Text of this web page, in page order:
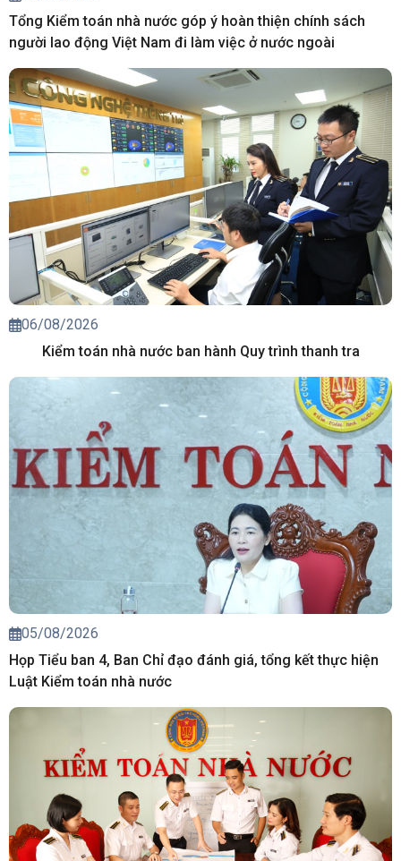
Tổng Kiểm toán nhà nước góp ý hoàn thiện chính sách
người lao động Việt Nam đi làm việc ở nước ngoài
06/08/2026
Kiểm toán nhà nước ban hành Quy trình thanh tra
05/08/2026
Họp Tiểu ban 4, Ban Chỉ đạo đánh giá, tổng kết thực hiện
Luật Kiểm toán nhà nước